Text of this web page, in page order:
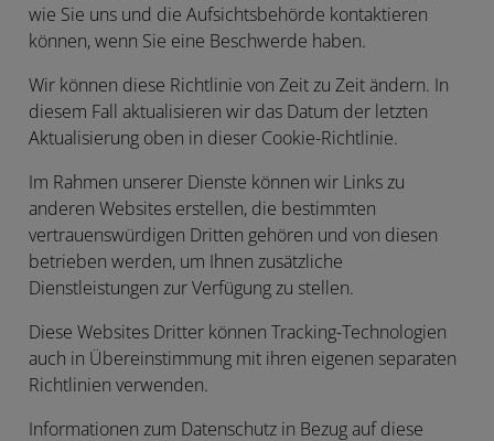
wie Sie uns und die Aufsichtsbehörde kontaktieren
können, wenn Sie eine Beschwerde haben.
Wir können diese Richtlinie von Zeit zu Zeit ändern. In
diesem Fall aktualisieren wir das Datum der letzten
Aktualisierung oben in dieser Cookie-Richtlinie.
Im Rahmen unserer Dienste können wir Links zu
anderen Websites erstellen, die bestimmten
vertrauenswürdigen Dritten gehören und von diesen
betrieben werden, um Ihnen zusätzliche
Dienstleistungen zur Verfügung zu stellen.
Diese Websites Dritter können Tracking-Technologien
auch in Übereinstimmung mit ihren eigenen separaten
Richtlinien verwenden.
Informationen zum Datenschutz in Bezug auf diese